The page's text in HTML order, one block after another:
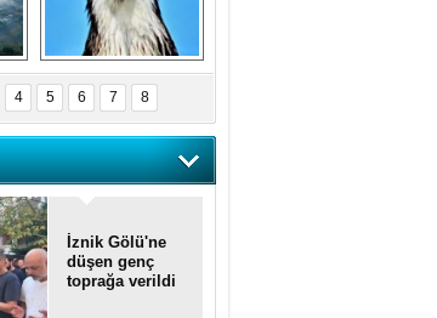
Balık Kartalı
Bursa’da
görüntülendi
4 5 6 7 8
İznik Gölü'ne
düşen genç
toprağa verildi